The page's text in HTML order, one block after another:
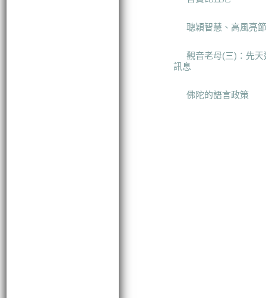
聰穎智慧、高風亮
觀音老母(三)：先
訊息
佛陀的語言政策